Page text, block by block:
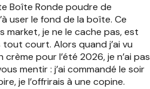
Boîte Ronde poudre de
user le fond de la boîte. Ce
market, je ne le cache pas, est
tout court. Alors quand j’ai vu
pour l’été 2026, je n’ai pas
mentir : j’ai commandé le soir
je l’offrirais à une copine.